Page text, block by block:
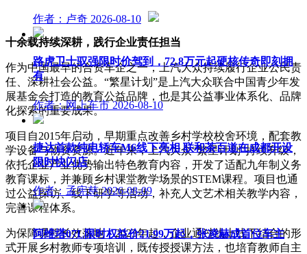
十余载持续深耕，践行企业责任担当
作为中国最早的合资车企之一，上汽大众持续履行企业公民责
任、深耕社会公益。“繁星计划”是上汽大众联合中国青少年发
展基金会打造的教育公益品牌，也是其公益事业体系化、品牌
化探索的重要成果。
项目自2015年启动，早期重点改善乡村学校校舍环境，配套教
学设备与物资资源。近年来，上汽大众“繁星计划”持续升级，
依托企业产业优势输出特色教育内容，开发了适配九年制义务
教育课标，并兼顾乡村课堂教学场景的STEM课程。项目也通
过公益探访、线下研学等活动，补充人文艺术相关教学内容，
完善课程体系。
为保障课程长效落地，2023年起，企业通过线上线下结合的形
式开展乡村教师专项培训，既传授授课方法，也培育教师自主
作者：卢奇 2026-08-10
路虎卫士驭强限时价驾到，72.8万元起硬核传奇即刻拥
有
作者：网上车市 2026-08-10
捷达首款纯电轿车M6线下亮相 联和茶百道在成都开设
限时快闪店
作者：孟宪慈 2026-08-09
阿维塔07L限时权益价21.99万起，张凌赫成首位车主